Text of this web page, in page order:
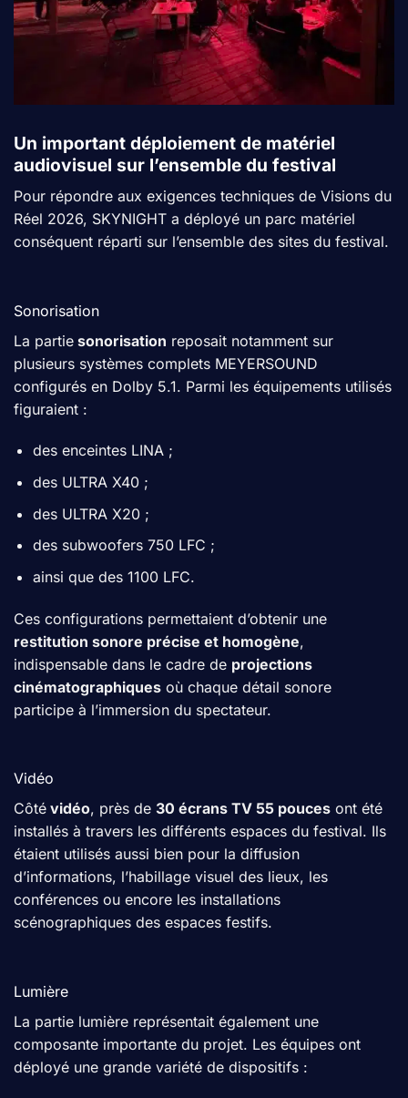
Un important déploiement de matériel
audiovisuel sur l’ensemble du festival
Pour répondre aux exigences techniques de Visions du
Réel 2026, SKYNIGHT a déployé un parc matériel
conséquent réparti sur l’ensemble des sites du festival.
Sonorisation
La partie sonorisation reposait notamment sur
plusieurs systèmes complets MEYERSOUND
configurés en Dolby 5.1. Parmi les équipements utilisés
figuraient :
des enceintes LINA ;
des ULTRA X40 ;
des ULTRA X20 ;
des subwoofers 750 LFC ;
ainsi que des 1100 LFC.
Ces configurations permettaient d’obtenir une
restitution sonore précise et homogène,
indispensable dans le cadre de projections
cinématographiques où chaque détail sonore
participe à l’immersion du spectateur.
Vidéo
Côté vidéo, près de 30 écrans TV 55 pouces ont été
installés à travers les différents espaces du festival. Ils
étaient utilisés aussi bien pour la diffusion
d’informations, l’habillage visuel des lieux, les
conférences ou encore les installations
scénographiques des espaces festifs.
Lumière
La partie lumière représentait également une
composante importante du projet. Les équipes ont
déployé une grande variété de dispositifs :